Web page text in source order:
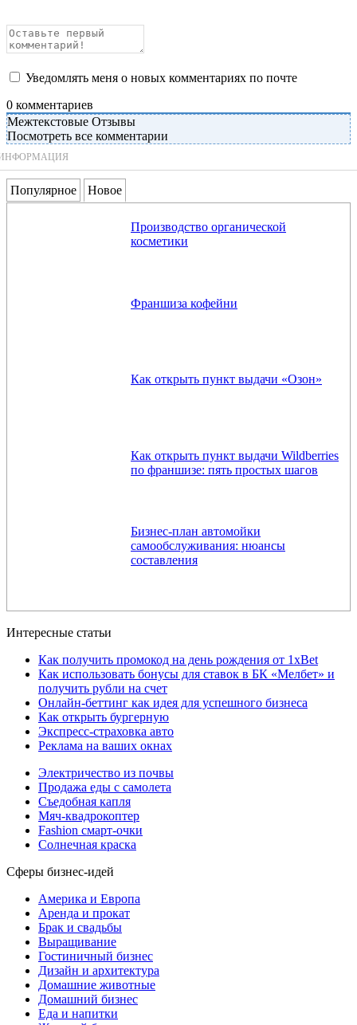
Уведомлять меня о новых комментариях по почте
0 комментариев
Межтекстовые Отзывы
Посмотреть все комментарии
Популярное Новое
Производство органической
косметики
Франшиза кофейни
Как открыть пункт выдачи «Озон»
Как открыть пункт выдачи Wildberries
по франшизе: пять простых шагов
Бизнес-план автомойки
самообслуживания: нюансы
составления
Интересные статьи
Как получить промокод на день рождения от 1xBet
Как использовать бонусы для ставок в БК «Мелбет» и
получить рубли на счет
Онлайн-беттинг как идея для успешного бизнеса
Как открыть бургерную
Экспресс-страховка авто
Реклама на ваших окнах
Электричество из почвы
Продажа еды с самолета
Съедобная капля
Мяч-квадрокоптер
Fashion смарт-очки
Солнечная краска
Сферы бизнес-идей
Америка и Европа
Аренда и прокат
Брак и свадьбы
Выращивание
Гостиничный бизнес
Дизайн и архитектура
Домашние животные
Домашний бизнес
Еда и напитки